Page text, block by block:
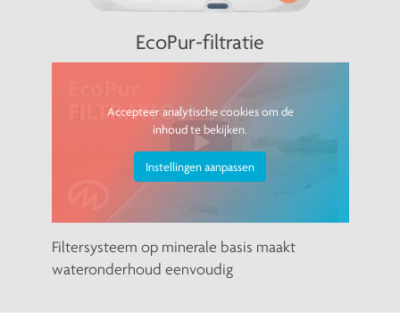
EcoPur-filtratie
Accepteer analytische cookies om de
inhoud te bekijken.
Instellingen aanpassen
Filtersysteem op minerale basis maakt
wateronderhoud eenvoudig